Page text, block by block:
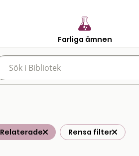
Farliga ämnen
Relaterade Rensa filter